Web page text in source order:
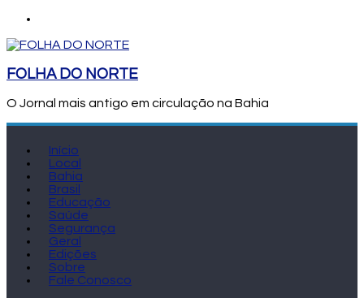
FOLHA DO NORTE
O Jornal mais antigo em circulação na Bahia
Início
Local
Bahia
Brasil
Educação
Saúde
Segurança
Geral
Edições
Sobre
Fale Conosco